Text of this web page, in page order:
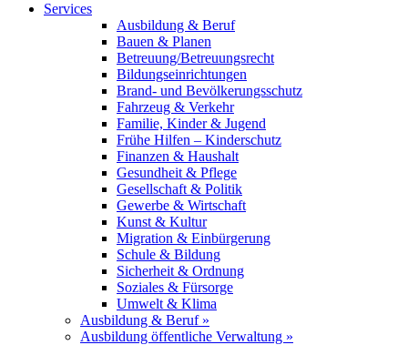
Services
Ausbildung & Beruf
Bauen & Planen
Betreuung/Betreuungsrecht
Bildungseinrichtungen
Brand- und Bevölkerungsschutz
Fahrzeug & Verkehr
Familie, Kinder & Jugend
Frühe Hilfen – Kinderschutz
Finanzen & Haushalt
Gesundheit & Pflege
Gesellschaft & Politik
Gewerbe & Wirtschaft
Kunst & Kultur
Migration & Einbürgerung
Schule & Bildung
Sicherheit & Ordnung
Soziales & Fürsorge
Umwelt & Klima
Ausbildung & Beruf »
Ausbildung öffentliche Verwaltung »